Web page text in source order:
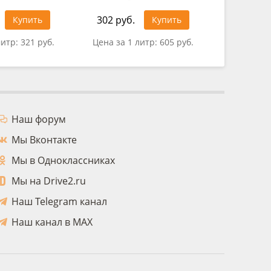
Купить
321 руб.
302 руб.
Купить
Цена за 1 литр: 605 руб.
Наш форум
Мы Вконтакте
Мы в Одноклассниках
Мы на Drive2.ru
Наш Telegram канал
Наш канал в MAX